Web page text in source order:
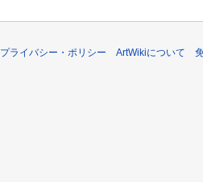
プライバシー・ポリシー ArtWikiについて